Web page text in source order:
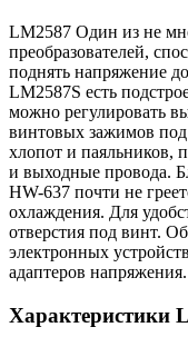
LM2587 Один из не
преобразователей,
поднять напряжение
LM2587S есть
можно регулировать
винтовых зажимов
хлопот и паяльников,
и выходные провода.
HW-637 почти не
охлаждения. Для
отверстия под винт.
электронных
адаптеров напряжения.
Характеристики